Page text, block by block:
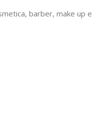
barber, make up e